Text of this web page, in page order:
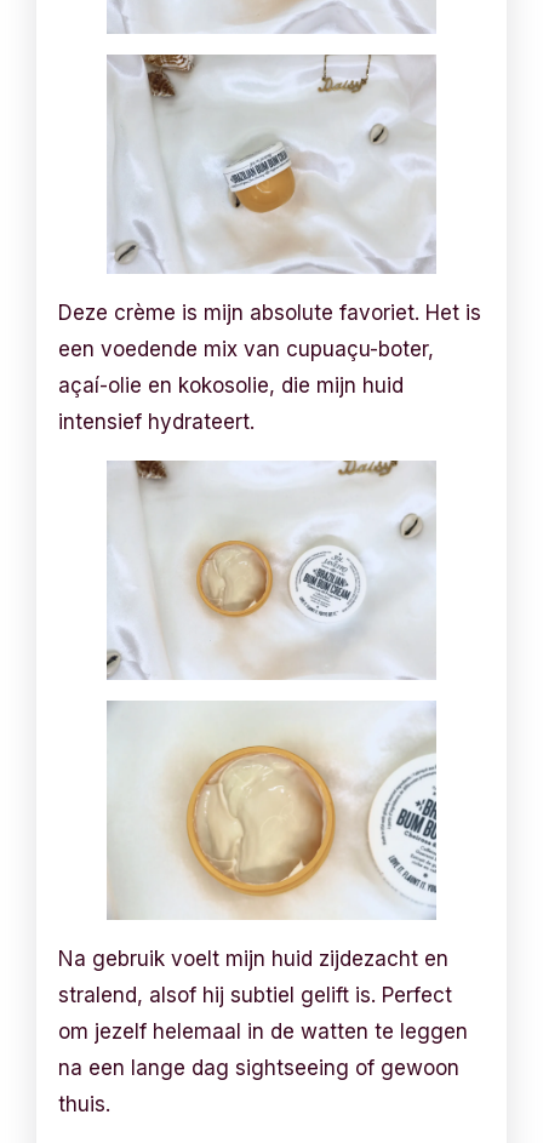
Deze crème is mijn absolute favoriet. Het is
een voedende mix van cupuaçu-boter,
açaí-olie en kokosolie, die mijn huid
intensief hydrateert.
Na gebruik voelt mijn huid zijdezacht en
stralend, alsof hij subtiel gelift is. Perfect
om jezelf helemaal in de watten te leggen
na een lange dag sightseeing of gewoon
thuis.